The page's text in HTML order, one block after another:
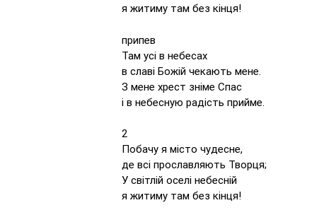
я житиму там без кінця!
припев
Там усі в небесах
в славі Божій чекають мене.
З мене хрест зніме Спас
і в небесную радість прийме.
2
Побачу я місто чудесне,
де всі прославляють Творця;
У світлій оселі небесній
я житиму там без кінця!